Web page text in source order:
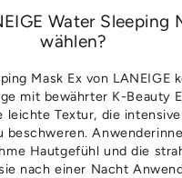
Water Sleeping
wählen?
Mask Ex von LANEIGE
mit bewährter K-Beauty
leichte Textur, die
beschweren.
Hautgefühl und die
nach einer Nacht